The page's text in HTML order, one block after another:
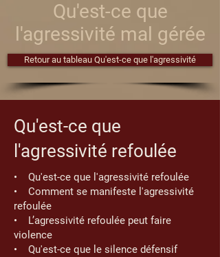
Qu'est-ce que
l'agressivité mal gérée
Retour au tableau Qu'est-ce que l'agressivité
Qu'est-ce que
l'agressivité refoulée
• Qu'est-ce que l'agressivité refoulée
• Comment se manifeste l'agressivité
refoulée
• L’agressivité refoulée peut faire
violence
• Qu'est-ce que le silence défensif